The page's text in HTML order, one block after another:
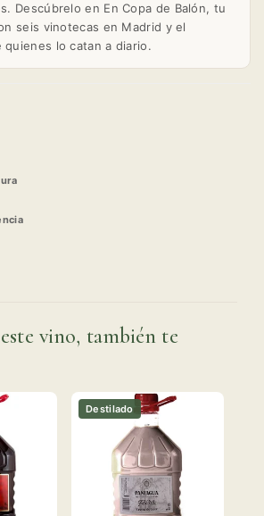
Descúbrelo en En Copa de Balón, tu
seis vinotecas en Madrid y el
quienes lo catan a diario.
vino, también te
Destilado